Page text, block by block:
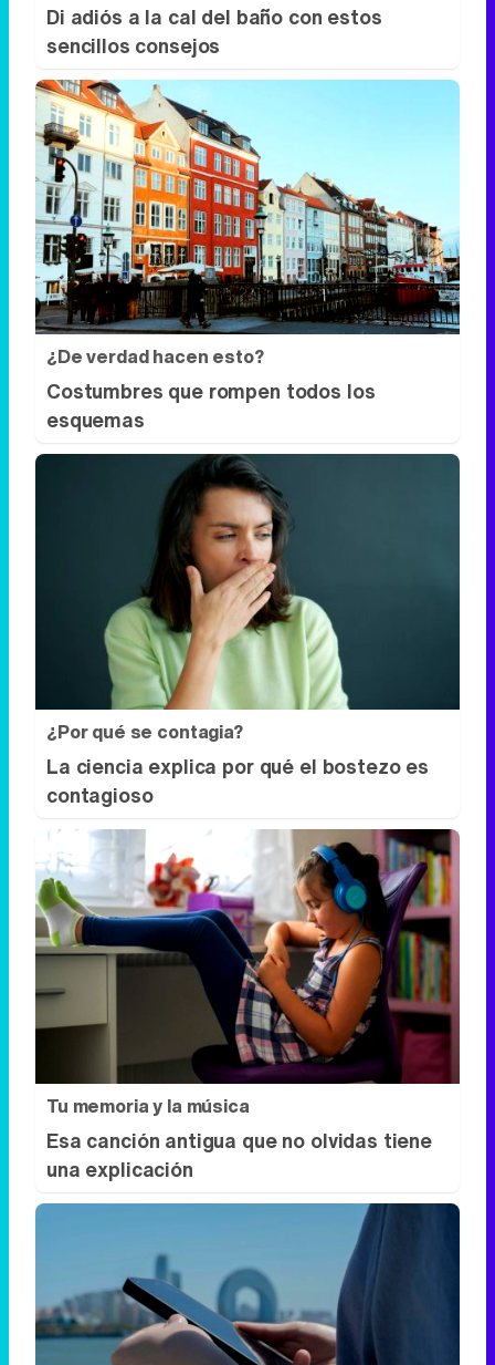
Di adiós a la cal del baño con estos
sencillos consejos
¿De verdad hacen esto?
Costumbres que rompen todos los
esquemas
¿Por qué se contagia?
La ciencia explica por qué el bostezo es
contagioso
Tu memoria y la música
Esa canción antigua que no olvidas tiene
una explicación